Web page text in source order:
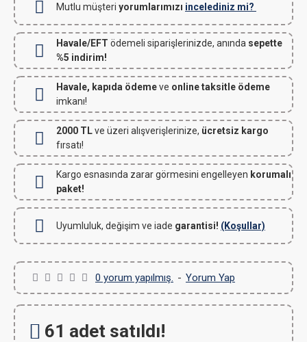
Mutlu müşteri yorumlarımızı incelediniz mi?
Havale/EFT ödemeli siparişlerinizde, anında sepette
%5 indirim!
Havale, kapıda ödemeve online taksitle ödeme
imkanı!
2000 TLve üzeri alışverişlerinize, ücretsiz kargo
fırsatı!
Kargo esnasında zarar görmesini engelleyen korumalı
paket!
Uyumluluk, değişim ve iade garantisi! (Koşullar)
0 yorum yapılmış. - Yorum Yap
61 adet satıldı!